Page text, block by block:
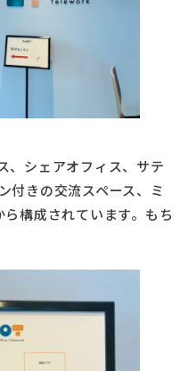
、シェアオフィス、サテ
付きの交流スペース、ミ
構成されています。もち